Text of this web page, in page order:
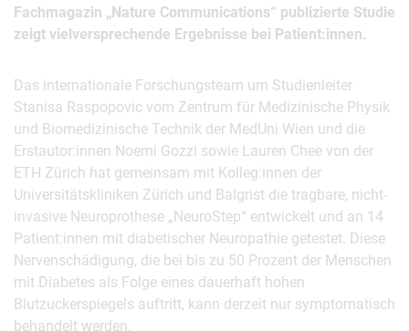
Fachmagazin „Nature Communications“ publizierte Studie
zeigt vielversprechende Ergebnisse bei Patient:innen.
Das internationale Forschungsteam um Studienleiter
Stanisa Raspopovic vom Zentrum für Medizinische Physik
und Biomedizinische Technik der MedUni Wien und die
Erstautor:innen Noemi Gozzi sowie Lauren Chee von der
ETH Zürich hat gemeinsam mit Kolleg:innen der
Universitätskliniken Zürich und Balgrist die tragbare, nicht-
invasive Neuroprothese „NeuroStep“ entwickelt und an 14
Patient:innen mit diabetischer Neuropathie getestet. Diese
Nervenschädigung, die bei bis zu 50 Prozent der Menschen
mit Diabetes als Folge eines dauerhaft hohen
Blutzuckerspiegels auftritt, kann derzeit nur symptomatisch
behandelt werden.